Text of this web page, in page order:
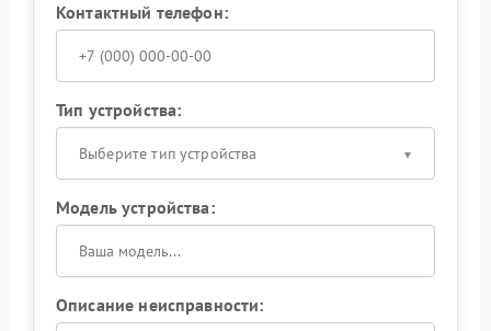
Контактный телефон:
Тип устройства:
Выберите тип устройства
Модель устройства:
Описание неисправности: